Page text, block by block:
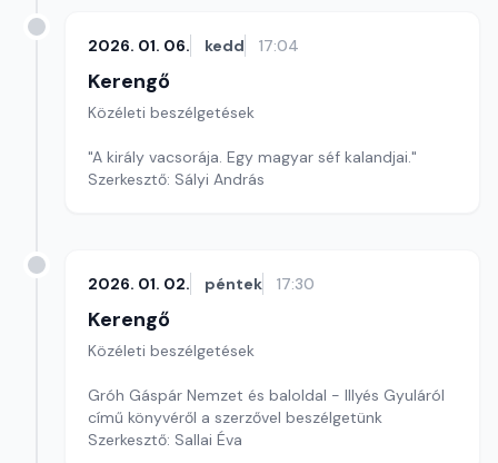
2026. 01. 06. kedd 17:04
Kerengő
Közéleti beszélgetések
"A király vacsorája. Egy magyar séf kalandjai."
Szerkesztő: Sályi András
2026. 01. 02. péntek 17:30
Kerengő
Közéleti beszélgetések
Gróh Gáspár Nemzet és baloldal - Illyés Gyuláról
című könyvéről a szerzővel beszélgetünk
Szerkesztő: Sallai Éva